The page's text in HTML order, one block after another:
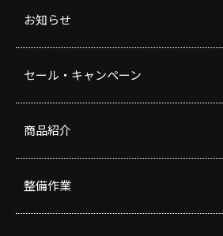
お知らせ
セール・キャンペーン
商品紹介
整備作業